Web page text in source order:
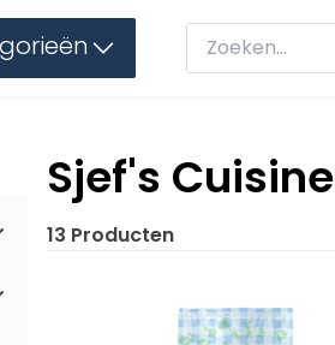
Sjef's Cuisine
13 Producten